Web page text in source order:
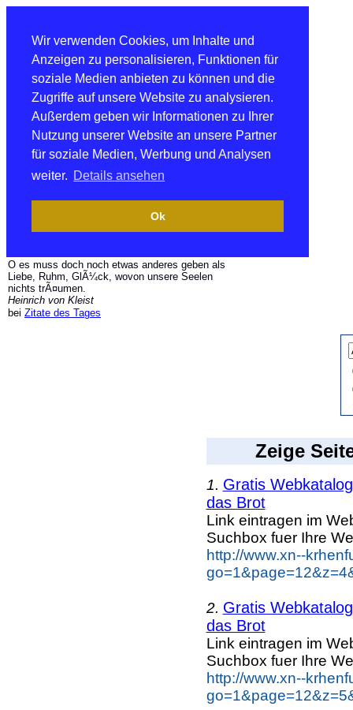
Wir verwenden Cookies, um Inhalte und
Anzeigen zu personalisieren, Funktionen für
soziale Medien anbieten zu können und die
Zugriffe auf unsere Website zu analysieren.
Außerdem geben wir Informationen zu Ihrer
Nutzung unserer Website an unsere Partner
für soziale Medien, Werbung und Analysen
weiter. Details ansehen
Ok
O es muss doch noch etwas anderes geben als
Liebe, Ruhm, GlÃ¼ck, wovon unsere Seelen
nichts trÃ¤umen.
Heinrich von Kleist
bei Zitate des Tages
Zeige
1. Gratis
das Brot
Link eintragen im
Suchbox fuer Ihre
http://www.xn--
2. Gratis
das Brot
Link eintragen im
Suchbox fuer Ihre
http://www.xn--